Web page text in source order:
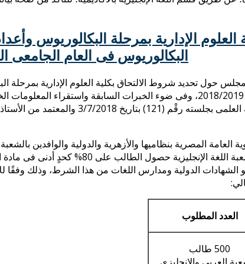
الإدارية بمرحلة البكالوريوس
البكالوريوس فى العام الجامعى الجديد
حول تحديد شروط الالتحاق بكلية العلوم الإدارية بمرحلة
بمرحلة البكالوريوس فى العام الجامعى الجديد 2018/2019، وفى ضوء الخبرات السابقة
وفروعها هذا العام؛ فقد وافق مجلس الأكاديمية العلمى
العامة المصرية بنظاميها والأزهرية والدولية والوافدين
الإنجليزية بالكلية، ويُشترط القبول فى شعبة اللغة
الشهادات الدولية ومدارس اللغات من هذا الشرط، وذلك وفقًا
العدد المطلوب
500 طالب